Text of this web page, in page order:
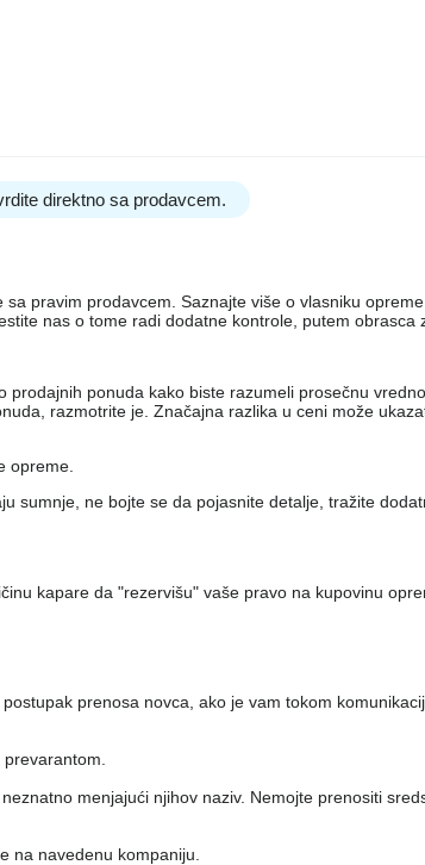
direktno sa prodavcem.
pravim prodavcem. Saznajte više o vlasniku
nas o tome radi dodatne kontrole, putem obrasca
ponuda kako biste razumeli prosečnu
razmotrite je. Značajna razlika u ceni može
opreme.
sumnje, ne bojte se da pojasnite detalje, tražite
kapare da "rezervišu" vaše pravo na kupovinu
prenosa novca, ako je vam tokom
menjajući njihov naziv. Nemojte prenositi
na navedenu kompaniju.